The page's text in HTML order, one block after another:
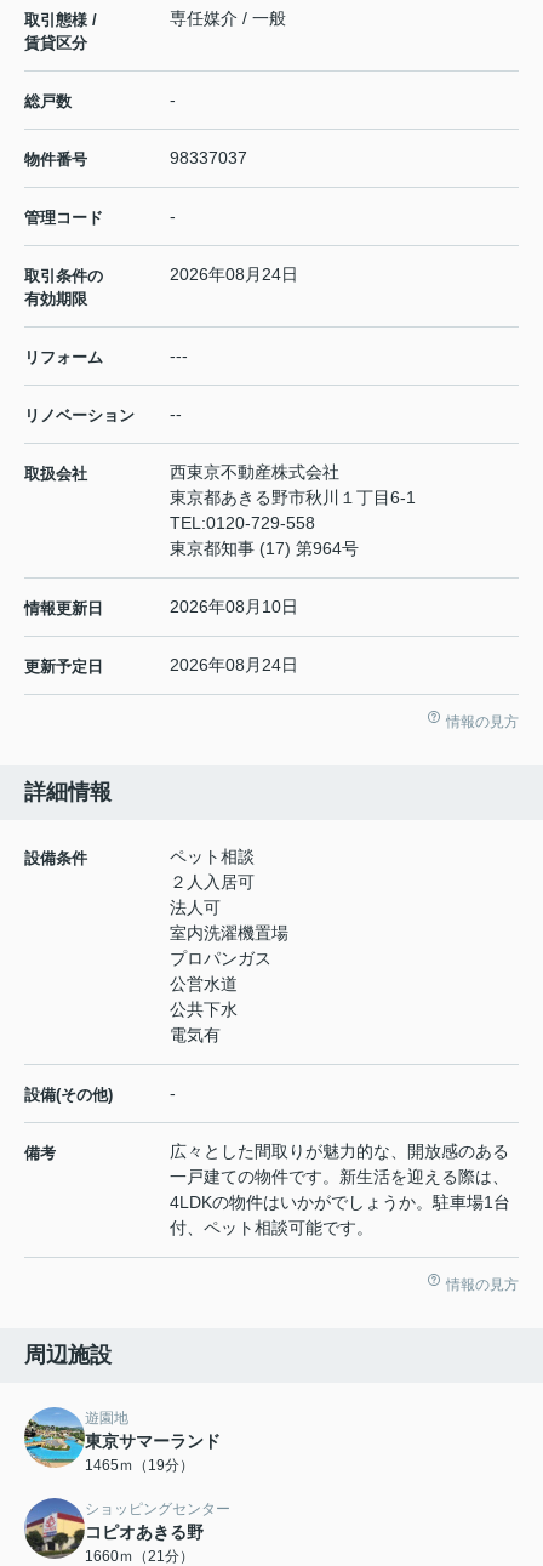
取引態様 /
賃貸区分
専任媒介 / 一般
総戸数 -
物件番号 98337037
管理コード -
取引条件の
有効期限
2026年08月24日
リフォーム ---
リノベーション --
取扱会社
西東京不動産株式会社
東京都あきる野市秋川１丁目6-1
TEL:0120-729-558
東京都知事 (17) 第964号
情報更新日 2026年08月10日
更新予定日 2026年08月24日
情報の見方
詳細情報
設備条件
ペット相談
２人入居可
法人可
室内洗濯機置場
プロパンガス
公営水道
公共下水
電気有
設備(その他) -
備考
広々とした間取りが魅力的な、開放感のある
一戸建ての物件です。新生活を迎える際は、
4LDKの物件はいかがでしょうか。駐車場1台
付、ペット相談可能です。
情報の見方
周辺施設
遊園地
東京サマーランド
1465ｍ（19分）
ショッピングセンター
コピオあきる野
1660ｍ（21分）